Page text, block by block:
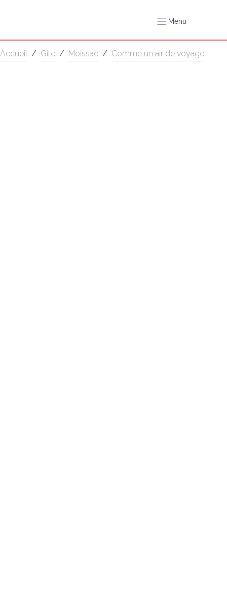
Menu
Accueil / Gîte / Moissac / Comme un air de voyage